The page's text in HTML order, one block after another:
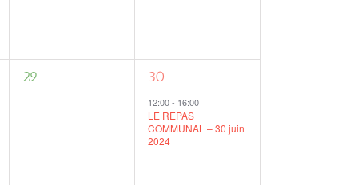
0
29
1
évènement,
30
12:00- 16:00
LE REPAS
COMMUNAL – 30 juin
2024